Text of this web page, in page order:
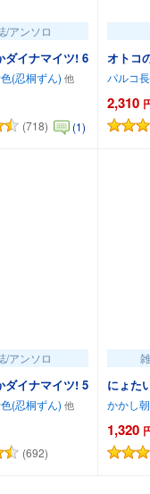
/アンソロ
ダイナマイツ! 6
(忍桐ずん)
(718) (1)
トに追加
オトコ
パルコ
2,310
/アンソロ
ダイナマイツ! 5
(忍桐ずん)
(692)
トに追加
にょた
かかし
1,320